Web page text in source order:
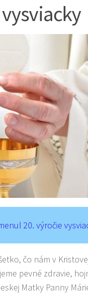
20. výročie
čo nám v
pevné zdravie,
Matky Panny